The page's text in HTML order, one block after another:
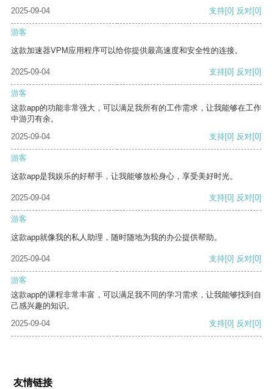
2025-09-04 支持[0] 反对[0]
游客
这款加速器VPM应用程序可以给你提供最高速度和安全性的连接。
2025-09-04 支持[0] 反对[0]
游客
这款app的功能非常强大，可以满足我所有的工作需求，让我能够在工作
中游刃有余。
2025-09-04
支持[0] 反对[0]
游客
这款app是我娱乐的好帮手，让我能够放松身心，享受美好时光。
2025-09-04 支持[0] 反对[0]
游客
这款app就像我的私人助理，随时随地为我的办公提供帮助。
2025-09-04 支持[0] 反对[0]
游客
这款app的课程非常丰富，可以满足我不同的学习需求，让我能够找到自
己感兴趣的知识。
2025-09-04
支持[0] 反对[0]
友情链接